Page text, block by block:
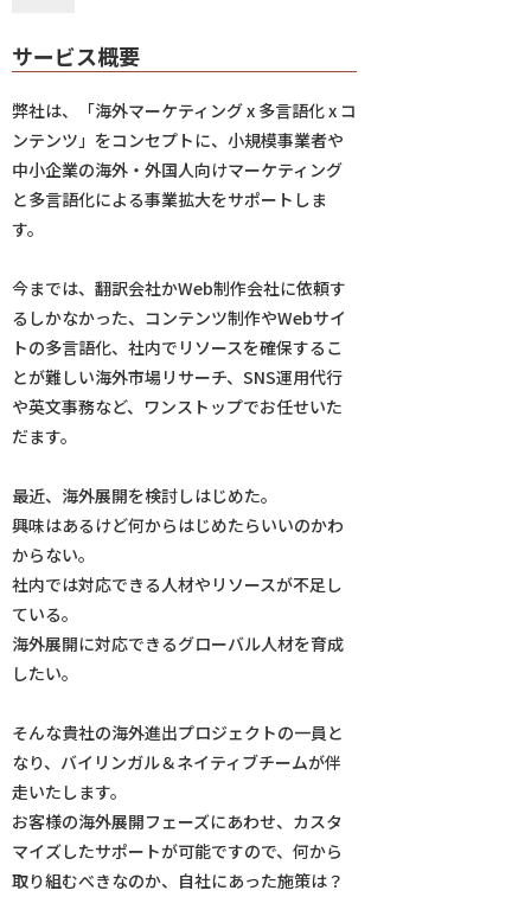
サービス概要
弊社は、「海外マーケティング x 多言語化 x コ
ンテンツ」をコンセプトに、小規模事業者や
中小企業の海外・外国人向けマーケティング
と多言語化による事業拡大をサポートしま
す。
今までは、翻訳会社かWeb制作会社に依頼す
るしかなかった、コンテンツ制作やWebサイ
トの多言語化、社内でリソースを確保するこ
とが難しい海外市場リサーチ、SNS運用代行
や英文事務など、ワンストップでお任せいた
だます。
最近、海外展開を検討しはじめた。
興味はあるけど何からはじめたらいいのかわ
からない。
社内では対応できる人材やリソースが不足し
ている。
海外展開に対応できるグローバル人材を育成
したい。
そんな貴社の海外進出プロジェクトの一員と
なり、バイリンガル＆ネイティブチームが伴
走いたします。
お客様の海外展開フェーズにあわせ、カスタ
マイズしたサポートが可能ですので、何から
取り組むべきなのか、自社にあった施策は？